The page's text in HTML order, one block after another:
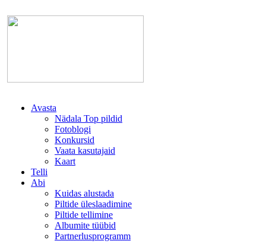
Avasta
Nädala Top pildid
Fotoblogi
Konkursid
Vaata kasutajaid
Kaart
Telli
Abi
Kuidas alustada
Piltide üleslaadimine
Piltide tellimine
Albumite tüübid
Partnerlusprogramm